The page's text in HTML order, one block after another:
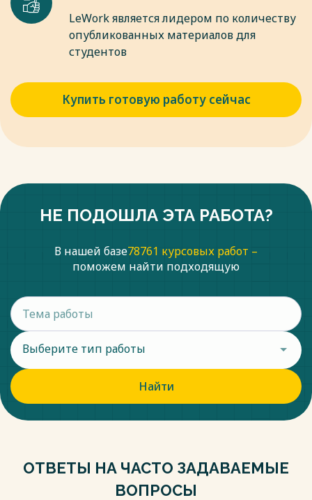
организмам, появилось позднее — одними из первых,
вероятно, были датский натуралистНиколаус Стенои
английский естествоиспытательРоберт Гук.
LeWork является лидером по количеству
опубликованных материалов для
студентов
Купить готовую работу сейчас
НЕ ПОДОШЛА ЭТА РАБОТА?
В нашей базе78761 курсовых работ –
поможем найти подходящую
Выберите тип работы
Найти
ОТВЕТЫ НА ЧАСТО ЗАДАВАЕМЫЕ
ВОПРОСЫ